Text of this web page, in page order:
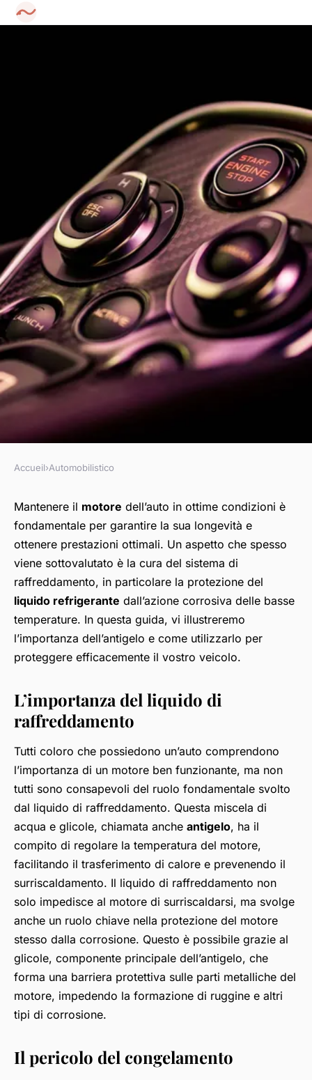
Quali sono le misure
preventive contro il
congelamento del liquido di
raffreddamento?
Accueil›Automobilistico
Mantenere il motore dell’auto in ottime condizioni è
fondamentale per garantire la sua longevità e
ottenere prestazioni ottimali. Un aspetto che spesso
viene sottovalutato è la cura del sistema di
raffreddamento, in particolare la protezione del
liquido refrigerante dall’azione corrosiva delle basse
temperature. In questa guida, vi illustreremo
l’importanza dell’antigelo e come utilizzarlo per
proteggere efficacemente il vostro veicolo.
L’importanza del liquido di
raffreddamento
Tutti coloro che possiedono un’auto comprendono
l’importanza di un motore ben funzionante, ma non
tutti sono consapevoli del ruolo fondamentale svolto
dal liquido di raffreddamento. Questa miscela di
acqua e glicole, chiamata anche antigelo, ha il
compito di regolare la temperatura del motore,
facilitando il trasferimento di calore e prevenendo il
surriscaldamento. Il liquido di raffreddamento non
solo impedisce al motore di surriscaldarsi, ma svolge
anche un ruolo chiave nella protezione del motore
stesso dalla corrosione. Questo è possibile grazie al
glicole, componente principale dell’antigelo, che
forma una barriera protettiva sulle parti metalliche del
motore, impedendo la formazione di ruggine e altri
tipi di corrosione.
Il pericolo del congelamento